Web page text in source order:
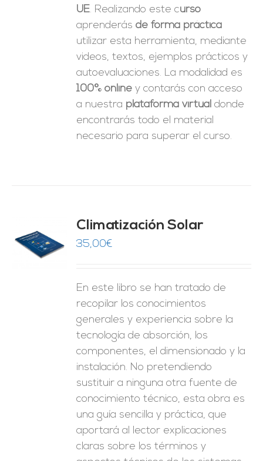
UE. Realizando este curso
aprenderásde forma práctica
utilizar esta herramienta, mediante
videos, textos, ejemplos prácticos y
autoevaluaciones. La modalidad es
100% online y contarás con acceso
a nuestra plataforma virtual donde
encontrarás todo el material
necesario para superar el curso.
Climatización Solar
35,00€
En este libro se han tratado de
recopilar los conocimientos
generales y experiencia sobre la
tecnología de absorción, los
componentes, el dimensionado y la
instalación. No pretendiendo
sustituir a ninguna otra fuente de
conocimiento técnico, esta obra es
una guía sencilla y práctica, que
aportará al lector explicaciones
claras sobre los términos y